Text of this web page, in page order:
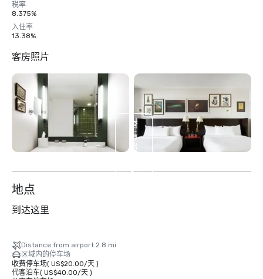
税率
8.375%
入住率
13.38%
客房照片
查
看
另
3
地点
到达这里
Distance from airport 2.8 mi
区域内的停车场
收费停车场( US$20.00/天)
代客泊车( US$40.00/天)